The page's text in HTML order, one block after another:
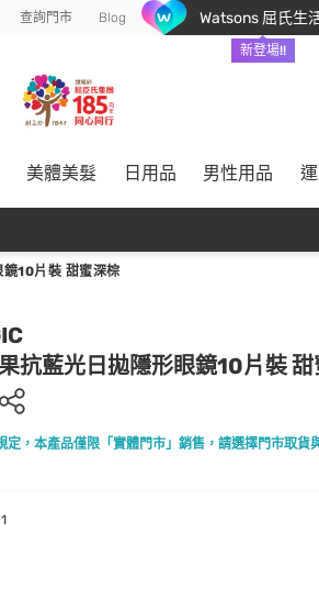
查詢門市 Blog Watsons 屈氏生
新登場!!
美體美髮 日用品 男性用品
10片裝 甜蜜深棕
抗藍光日拋隱形眼鏡10片裝 甜
定，本產品僅限「實體門市」銷售，請選擇門市取貨